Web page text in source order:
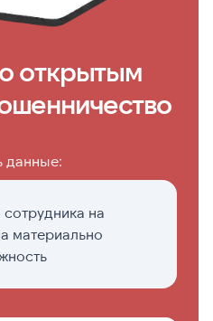
открытым
данные:
на
материально